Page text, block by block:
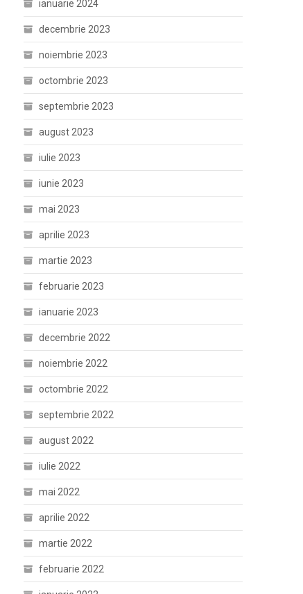
ianuarie 2024
decembrie 2023
noiembrie 2023
octombrie 2023
septembrie 2023
august 2023
iulie 2023
iunie 2023
mai 2023
aprilie 2023
martie 2023
februarie 2023
ianuarie 2023
decembrie 2022
noiembrie 2022
octombrie 2022
septembrie 2022
august 2022
iulie 2022
mai 2022
aprilie 2022
martie 2022
februarie 2022